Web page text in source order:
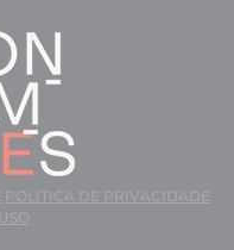
POLÍTICA DE PRIVACIDADE